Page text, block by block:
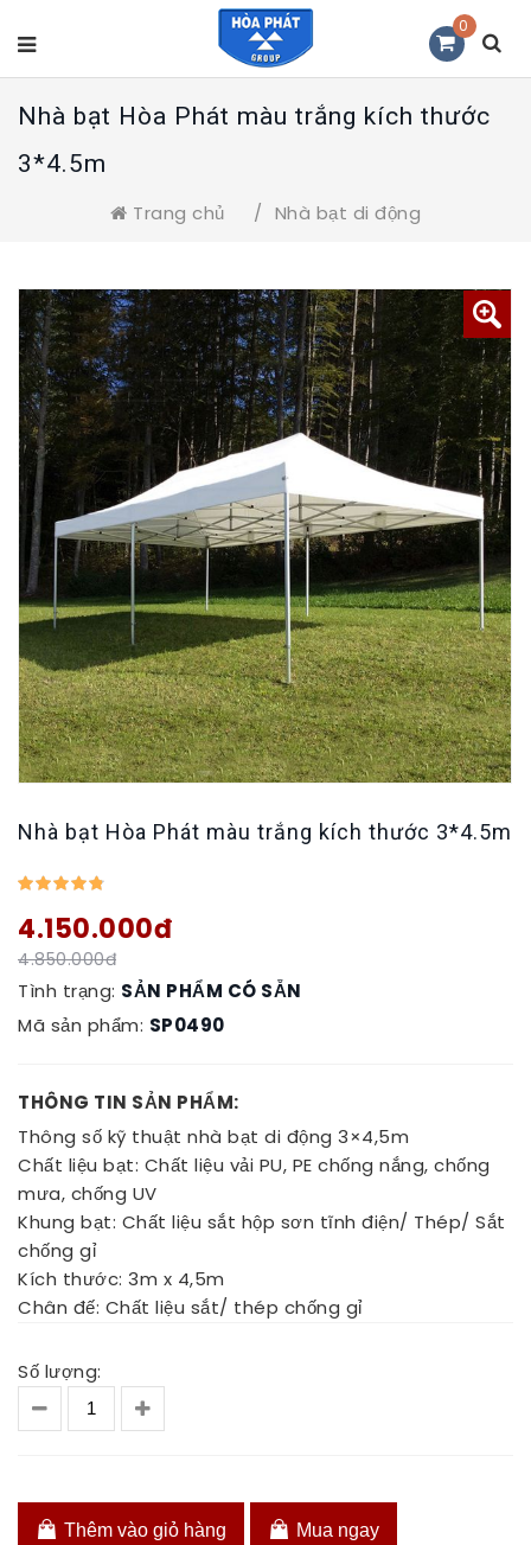
0
Nhà bạt Hòa Phát màu trắng kích thước
3*4.5m
Trang chủ / Nhà bạt di động
Nhà bạt Hòa Phát màu trắng kích thước 3*4.5m
4.150.000đ
4.850.000đ
Tình trạng: SẢN PHẨM CÓ SẴN
Mã sản phẩm: SP0490
THÔNG TIN SẢN PHẨM:
Thông số kỹ thuật nhà bạt di động 3×4,5m
Chất liệu bạt: Chất liệu vải PU, PE chống nắng, chống
mưa, chống UV
Khung bạt: Chất liệu sắt hộp sơn tĩnh điện/ Thép/ Sắt
chống gỉ
Kích thước: 3m x 4,5m
Chân đế: Chất liệu sắt/ thép chống gỉ
Số lượng:
Thêm vào giỏ hàng Mua ngay